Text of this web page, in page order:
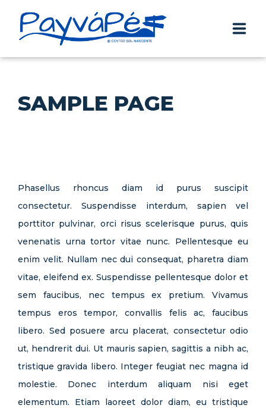
PERCURSOS
HOTELARIA
SAMPLE PAGE
Phasellus rhoncus diam id purus suscipit
consectetur. Suspendisse interdum, sapien vel
porttitor pulvinar, orci risus scelerisque purus, quis
venenatis urna tortor vitae nunc. Pellentesque eu
enim velit. Nullam nec dui consequat, pharetra diam
vitae, eleifend ex. Suspendisse pellentesque dolor et
sem faucibus, nec tempus ex pretium. Vivamus
tempus eros tempor, convallis felis ac, faucibus
libero. Sed posuere arcu placerat, consectetur odio
ut, hendrerit dui. Ut mauris sapien, sagittis a nibh ac,
tristique gravida libero. Integer feugiat nec magna id
molestie. Donec interdum aliquam nisi eget
elementum. Etiam laoreet dolor diam, eu tristique